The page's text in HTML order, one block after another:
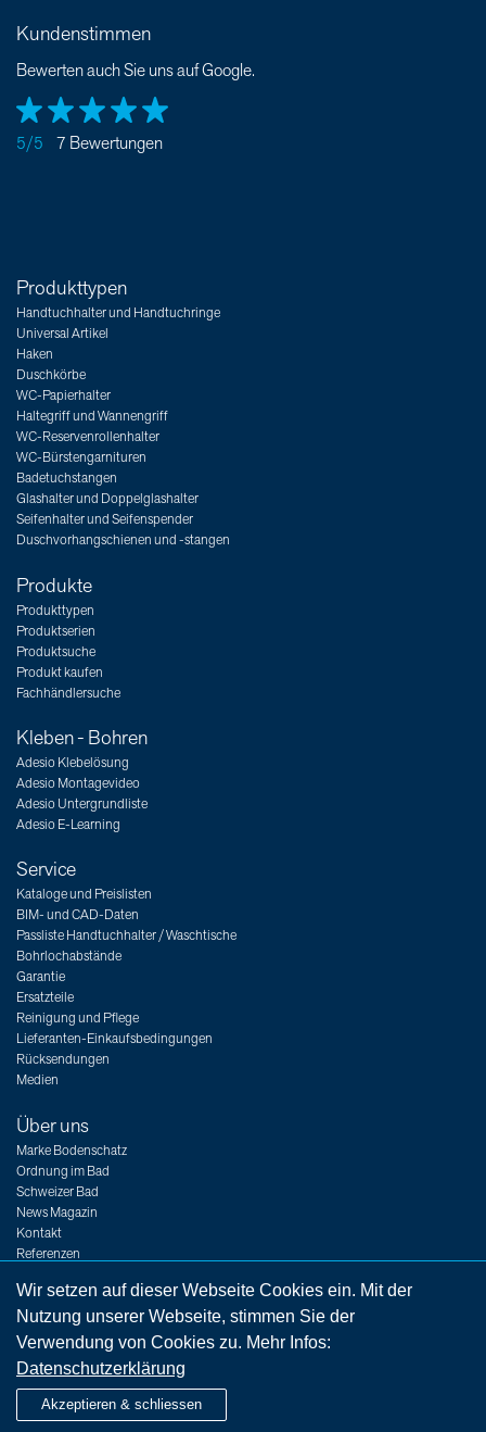
Kundenstimmen
Bewerten auch Sie uns auf Google.
5/5 7 Bewertungen
Produkttypen
Handtuchhalter und Handtuchringe
Universal Artikel
Haken
Duschkörbe
WC-Papierhalter
Haltegriff und Wannengriff
WC-Reservenrollenhalter
WC-Bürstengarnituren
Badetuchstangen
Glashalter und Doppelglashalter
Seifenhalter und Seifenspender
Duschvorhangschienen und -stangen
Produkte
Produkttypen
Produktserien
Produktsuche
Produkt kaufen
Fachhändlersuche
Kleben - Bohren
Adesio Klebelösung
Adesio Montagevideo
Adesio Untergrundliste
Adesio E-Learning
Service
Kataloge und Preislisten
BIM- und CAD-Daten
Passliste Handtuchhalter / Waschtische
Bohrlochabstände
Garantie
Ersatzteile
Reinigung und Pflege
Lieferanten-Einkaufsbedingungen
Rücksendungen
Medien
Über uns
Marke Bodenschatz
Ordnung im Bad
Schweizer Bad
News Magazin
Kontakt
Referenzen
Jobs
Impressum Rechtshinweise
Wir setzen auf dieser Webseite Cookies ein. Mit der
Nutzung unserer Webseite, stimmen Sie der
Verwendung von Cookies zu. Mehr Infos:
Datenschutzerklärung
Akzeptieren & schliessen